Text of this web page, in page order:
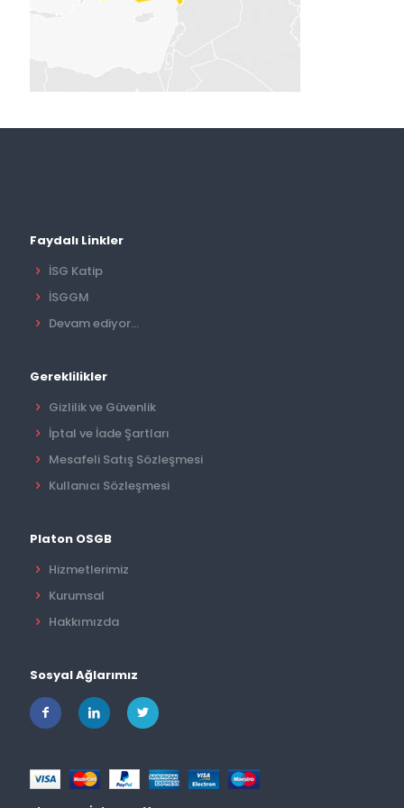
Faydalı Linkler
İSG Katip
İSGGM
Devam ediyor...
Gereklilikler
Gizlilik ve Güvenlik
İptal ve İade Şartları
Mesafeli Satış Sözleşmesi
Kullanıcı Sözleşmesi
Platon OSGB
Hizmetlerimiz
Kurumsal
Hakkımızda
Sosyal Ağlarımız